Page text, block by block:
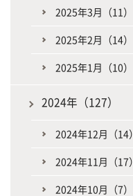
2025年3月（11）
2025年2月（14）
2025年1月（10）
2024年（127）
2024年12月（14）
2024年11月（17）
2024年10月（7）